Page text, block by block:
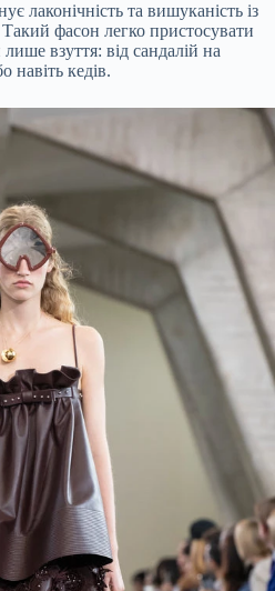
лаконічність та вишуканість із
фасон легко пристосувати
взуття: від сандалій на
навіть кедів.